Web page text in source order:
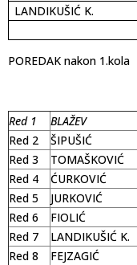
LANDIKUŠIĆ K.
POREDAK nakon 1.kola
Red 1 BLAŽEV
Red 2
ŠIPUŠIĆ
Red 3
TOMAŠKOVIĆ
Red 4
ĆURKOVIĆ
Red 5
JURKOVIĆ
Red 6
FIOLIĆ
Red 7
LANDIKUŠIĆ K.
Red 8
FEJZAGIĆ